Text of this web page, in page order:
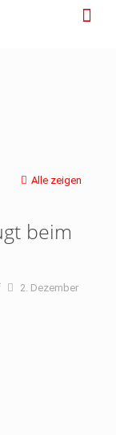
Alle zeigen
beim
2. Dezember